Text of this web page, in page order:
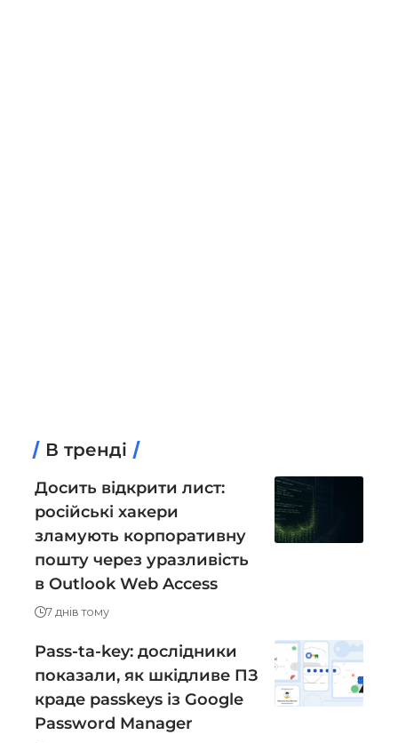
В тренді
Досить відкрити лист:
російські хакери
зламують корпоративну
пошту через уразливість
в Outlook Web Access
7 днів тому
Pass-ta-key: дослідники
показали, як шкідливе ПЗ
краде passkeys із Google
Password Manager